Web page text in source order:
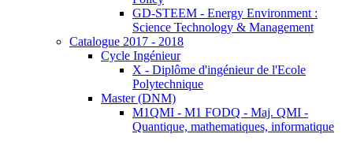
GD-STEEM - Energy Environment :
Science Technology & Management
Catalogue 2017 - 2018
Cycle Ingénieur
X - Diplôme d'ingénieur de l'Ecole
Polytechnique
Master (DNM)
M1QMI - M1 FODQ - Maj. QMI -
Quantique, mathematiques, informatique